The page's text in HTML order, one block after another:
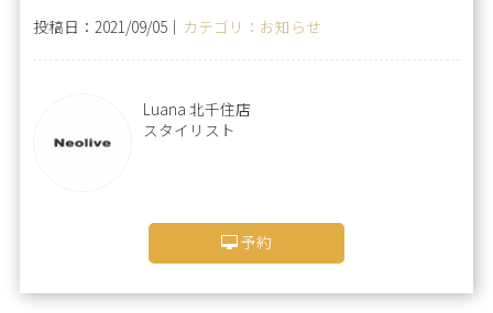
投稿日：2021/09/05｜ カテゴリ：お知らせ
Luana 北千住店
スタイリスト
予約